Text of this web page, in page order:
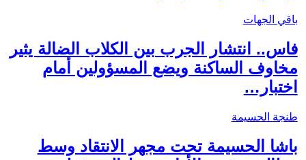
باقي الجهات
فاس.. انتشار الجرب بين الكلاب الضالة يثير
مخاوف الساكنة ويضع المسؤولين أمام
اختبار…
طنجة الحسيمة
باشا الحسيمة تحت مجهر الانتقاد وسط